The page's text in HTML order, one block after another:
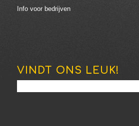
Info voor bedrijven
VINDT ONS LEUK!